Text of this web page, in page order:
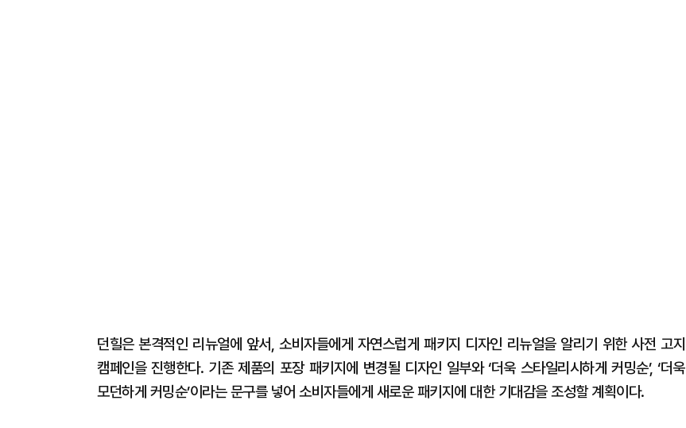
던힐은 본격적인 리뉴얼에 앞서, 소비자들에게 자연스럽게 패키지 디자인 리뉴얼을 알리기 위한 사전 고지
캠페인을 진행한다. 기존 제품의 포장 패키지에 변경될 디자인 일부와 ‘더욱 스타일리시하게 커밍순’, ‘더욱
모던하게 커밍순’이라는 문구를 넣어 소비자들에게 새로운 패키지에 대한 기대감을 조성할 계획이다.